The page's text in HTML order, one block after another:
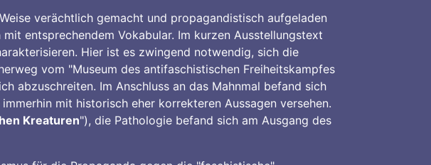
verächtlich gemacht und propagandistisch aufgeladen
entsprechendem Vokabular. Im kurzen Ausstellungstext
Hier ist es zwingend notwendig, sich die
vom "Museum des antifaschistischen Freiheitskampfes
abzuschreiten. Im Anschluss an das Mahnmal befand sich
mit historisch eher korrekteren Aussagen versehen.
Kreaturen"), die Pathologie befand sich am Ausgang des